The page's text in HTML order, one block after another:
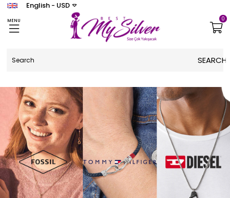
MENU
English - USD
0